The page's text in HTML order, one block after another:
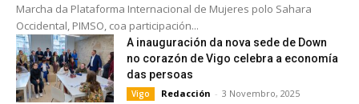
Marcha da Plataforma Internacional de Mujeres polo Sahara
Occidental, PIMSO, coa participación...
A inauguración da nova sede de Down
no corazón de Vigo celebra a economía
das persoas
Vigo Redacción - 3 Novembro, 2025